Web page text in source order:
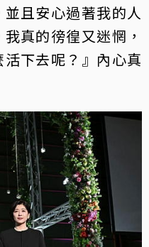
且安心過著我的人
真的徬徨又迷惘，
下去呢？』內心真